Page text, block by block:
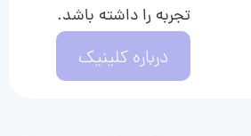
تجربه را داشته باشد.
درباره کلینیک